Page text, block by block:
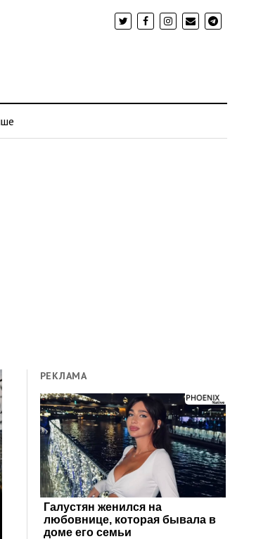
РЕКЛАМА
Галустян женился на
любовнице, которая бывала в
доме его семьи